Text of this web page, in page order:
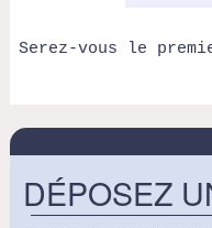
Serez-vous le
DÉPOSEZ